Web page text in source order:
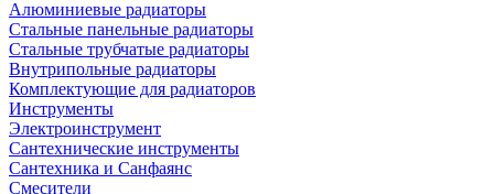
Алюминиевые радиаторы
Стальные панельные радиаторы
Стальные трубчатые радиаторы
Внутрипольные радиаторы
Комплектующие для радиаторов
Инструменты
Электроинструмент
Сантехнические инструменты
Сантехника и Санфаянс
Смесители